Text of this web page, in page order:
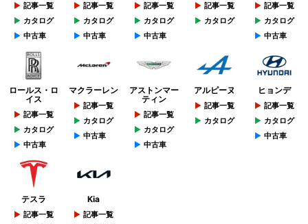
記事一覧
カタログ
中古車
記事一覧
カタログ
中古車
記事一覧
カタログ
中古車
記事一覧
カタログ
記事一覧
カタログ
中古車
ロールス・ロ
イス
記事一覧
カタログ
中古車
マクラーレン
記事一覧
カタログ
中古車
アストンマー
ティン
記事一覧
カタログ
中古車
アルピーヌ
記事一覧
カタログ
ヒョンデ
記事一覧
カタログ
中古車
テスラ
記事一覧
Kia
記事一覧